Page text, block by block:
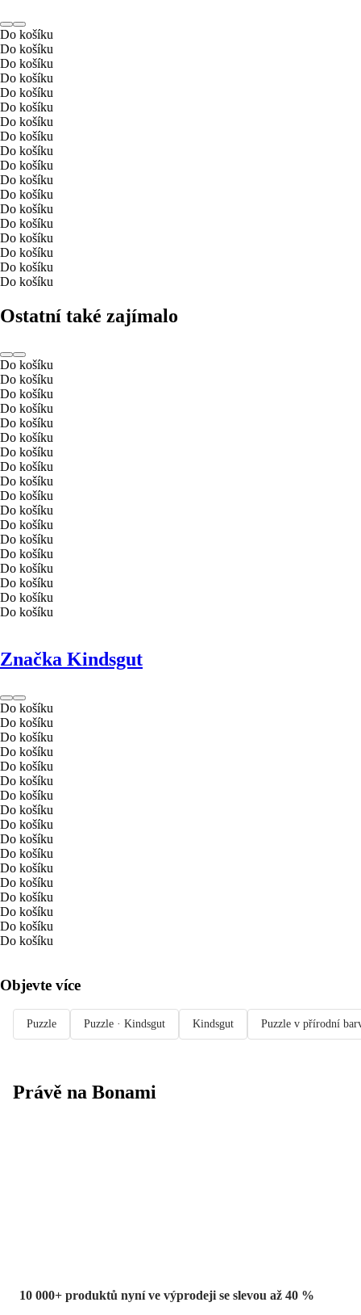
Do košíku
Do košíku
Do košíku
Do košíku
Do košíku
Do košíku
Do košíku
Do košíku
Do košíku
Do košíku
Do košíku
Do košíku
Do košíku
Do košíku
Do košíku
Do košíku
Do košíku
Do košíku
Ostatní také zajímalo
Do košíku
Do košíku
Do košíku
Do košíku
Do košíku
Do košíku
Do košíku
Do košíku
Do košíku
Do košíku
Do košíku
Do košíku
Do košíku
Do košíku
Do košíku
Do košíku
Do košíku
Do košíku
Značka Kindsgut
Do košíku
Do košíku
Do košíku
Do košíku
Do košíku
Do košíku
Do košíku
Do košíku
Do košíku
Do košíku
Do košíku
Do košíku
Do košíku
Do košíku
Do košíku
Do košíku
Do košíku
Objevte více
Puzzle Puzzle · Kindsgut Kindsgut Puzzle v přírodní
Právě na Bonami
10 000+ produktů nyní ve výprodeji se slevou až 40 %